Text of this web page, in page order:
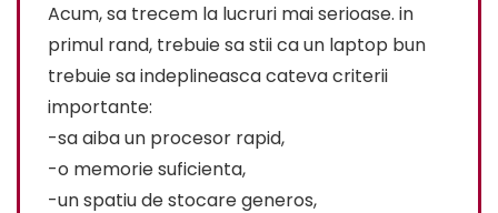
Acum, sa trecem la lucruri mai serioase. in
primul rand, trebuie sa stii ca un laptop bun
trebuie sa indeplineasca cateva criterii
importante:
-sa aiba un procesor rapid,
-o memorie suficienta,
-un spatiu de stocare generos,